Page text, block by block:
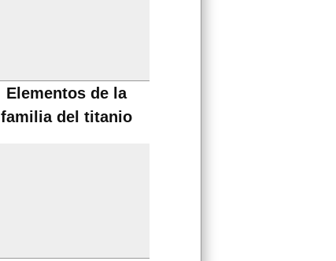
Elementos de la
familia del titanio